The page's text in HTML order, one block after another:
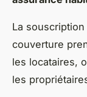
La
couverture
les locataires,
les